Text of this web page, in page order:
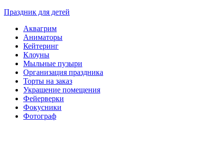
Праздник для детей
Аквагрим
Аниматоры
Кейтеринг
Клоуны
Мыльные пузыри
Организация праздника
Торты на заказ
Украшение помещения
Фейерверки
Фокусники
Фотограф